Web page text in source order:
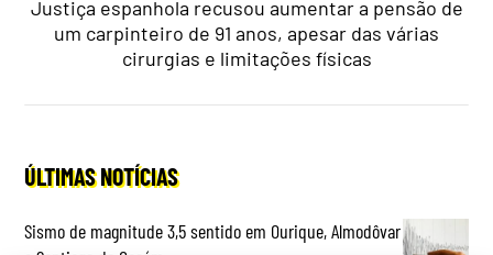
Justiça espanhola recusou aumentar a pensão de
um carpinteiro de 91 anos, apesar das várias
cirurgias e limitações físicas
ÚLTIMAS NOTÍCIAS
Sismo de magnitude 3,5 sentido em Ourique, Almodôvar